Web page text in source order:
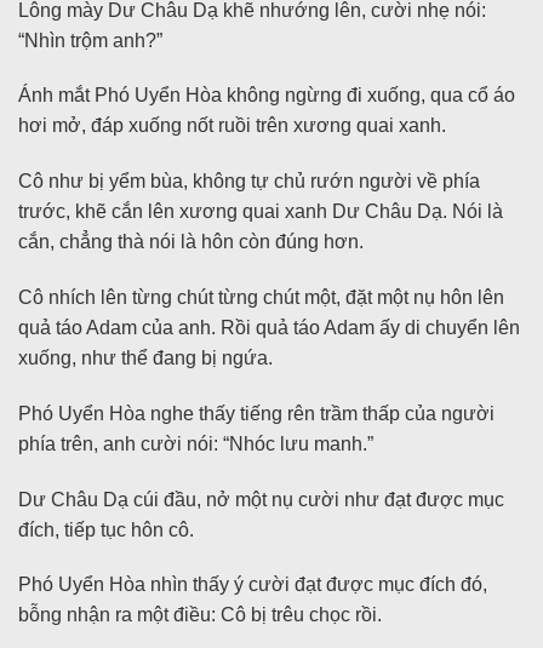
Lông mày Dư Châu Dạ khẽ nhướng lên, cười nhẹ nói:
“Nhìn trộm anh?”
Ánh mắt Phó Uyển Hòa không ngừng đi xuống, qua cổ áo
hơi mở, đáp xuống nốt ruồi trên xương quai xanh.
Cô như bị yểm bùa, không tự chủ rướn người về phía
trước, khẽ cắn lên xương quai xanh Dư Châu Dạ. Nói là
cắn, chẳng thà nói là hôn còn đúng hơn.
Cô nhích lên từng chút từng chút một, đặt một nụ hôn lên
quả táo Adam của anh. Rồi quả táo Adam ấy di chuyển lên
xuống, như thể đang bị ngứa.
Phó Uyển Hòa nghe thấy tiếng rên trầm thấp của người
phía trên, anh cười nói: “Nhóc lưu manh.”
Dư Châu Dạ cúi đầu, nở một nụ cười như đạt được mục
đích, tiếp tục hôn cô.
Phó Uyển Hòa nhìn thấy ý cười đạt được mục đích đó,
bỗng nhận ra một điều: Cô bị trêu chọc rồi.